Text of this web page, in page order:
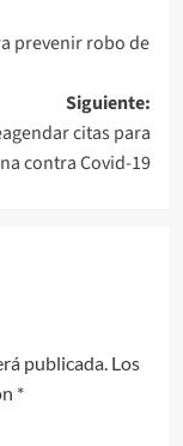
prevenir robo de
Siguiente:
citas para
contra Covid-19
publicada. Los
*